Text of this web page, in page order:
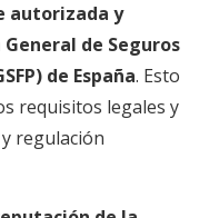
autorizada y
de Seguros
de España. Esto
requisitos legales y
regulación